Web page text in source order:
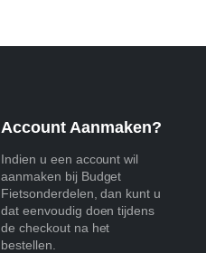
Account Aanmaken?
Indien u een account wil
aanmaken bij Budget
Fietsonderdelen, dan kunt u
dat eenvoudig doen tijdens
de checkout na het
bestellen.